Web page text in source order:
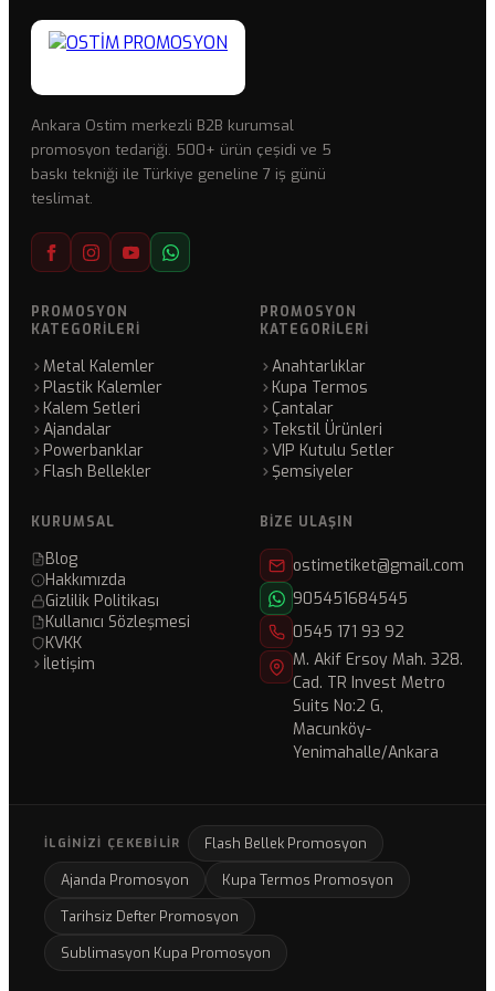
Ankara Ostim merkezli B2B kurumsal
promosyon tedariği. 500+ ürün çeşidi ve 5
baskı tekniği ile Türkiye geneline 7 iş günü
teslimat.
PROMOSYON
KATEGORILERI
Metal Kalemler
Plastik Kalemler
Kalem Setleri
Ajandalar
Powerbanklar
Flash Bellekler
PROMOSYON
KATEGORILERI
Anahtarlıklar
Kupa Termos
Çantalar
Tekstil Ürünleri
VIP Kutulu Setler
Şemsiyeler
KURUMSAL
Blog
Hakkımızda
Gizlilik Politikası
Kullanıcı Sözleşmesi
KVKK
İletişim
BIZE ULAŞIN
ostimetiket@gmail.com
905451684545
0545 171 93 92
M. Akif Ersoy Mah. 328.
Cad. TR Invest Metro
Suits No:2 G,
Macunköy-
Yenimahalle/Ankara
İLGINIZI ÇEKEBILIR
Flash Bellek Promosyon
Ajanda Promosyon
Kupa Termos Promosyon
Tarihsiz Defter Promosyon
Sublimasyon Kupa Promosyon